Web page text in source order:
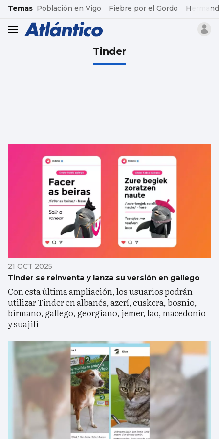
common.go-to-content
Temas Población en Vigo Fiebre por el Gordo
header.menu.open
Tinder
21 OCT 2025
Tinder se reinventa y lanza su versión en gallego
Con esta última ampliación, los usuarios podrán
utilizar Tinder en albanés, azerí, euskera, bosnio,
birmano, gallego, georgiano, jemer, lao, macedonio
y suajili